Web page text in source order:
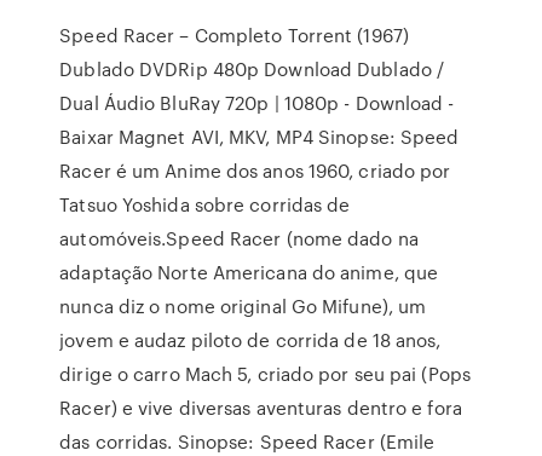
Speed Racer – Completo Torrent (1967)
Dublado DVDRip 480p Download Dublado /
Dual Áudio BluRay 720p | 1080p - Download -
Baixar Magnet AVI, MKV, MP4 Sinopse: Speed
Racer é um Anime dos anos 1960, criado por
Tatsuo Yoshida sobre corridas de
automóveis.Speed Racer (nome dado na
adaptação Norte Americana do anime, que
nunca diz o nome original Go Mifune), um
jovem e audaz piloto de corrida de 18 anos,
dirige o carro Mach 5, criado por seu pai (Pops
Racer) e vive diversas aventuras dentro e fora
das corridas. Sinopse: Speed Racer (Emile